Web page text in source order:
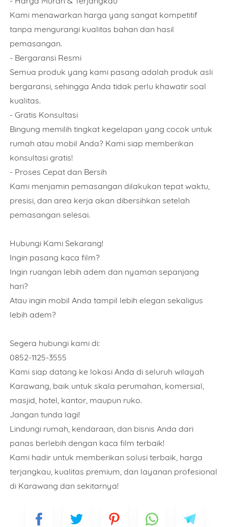
Kami menawarkan harga yang sangat kompetitif
tanpa mengurangi kualitas bahan dan hasil
pemasangan.
- Bergaransi Resmi
Semua produk yang kami pasang adalah produk asli
bergaransi, sehingga Anda tidak perlu khawatir soal
kualitas.
- Gratis Konsultasi
Bingung memilih tingkat kegelapan yang cocok untuk
rumah atau mobil Anda? Kami siap memberikan
konsultasi gratis!
- Proses Cepat dan Bersih
Kami menjamin pemasangan dilakukan tepat waktu,
presisi, dan area kerja akan dibersihkan setelah
pemasangan selesai.
Hubungi Kami Sekarang!
Ingin pasang kaca film?
Ingin ruangan lebih adem dan nyaman sepanjang
hari?
Atau ingin mobil Anda tampil lebih elegan sekaligus
lebih adem?
Segera hubungi kami di:
0852-1125-3555
Kami siap datang ke lokasi Anda di seluruh wilayah
Karawang, baik untuk skala perumahan, komersial,
masjid, hotel, kantor, maupun ruko.
Jangan tunda lagi!
Lindungi rumah, kendaraan, dan bisnis Anda dari
panas berlebih dengan kaca film terbaik!
Kami hadir untuk memberikan solusi terbaik, harga
terjangkau, kualitas premium, dan layanan profesional
di Karawang dan sekitarnya!
Nama
Nomor Telepon
Jumlah Unit/ Meter
Rencana Pemasangan
Alamat Lengkap
ORDER NOW